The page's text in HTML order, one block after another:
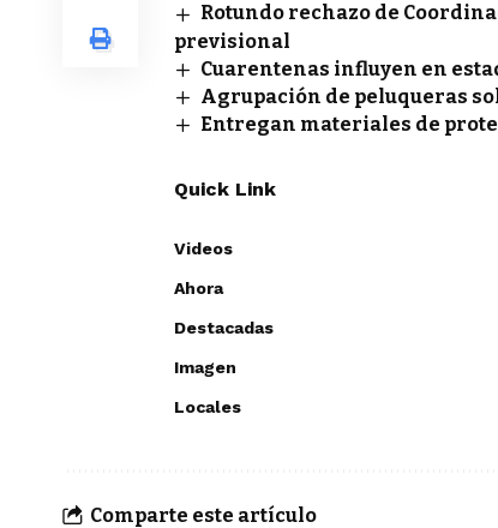
Rotundo rechazo de
previsional
Cuarentenas influyen en
Agrupación de peluqueras
Entregan materiales de
Quick Link
Videos
Ahora
Destacadas
Imagen
Locales
Comparte este artículo